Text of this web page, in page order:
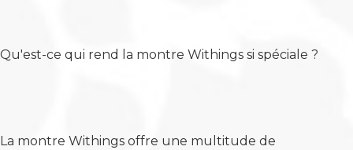
Qu'est-ce qui rend la montre Withings si spéciale ?
La montre Withings offre une multitude de